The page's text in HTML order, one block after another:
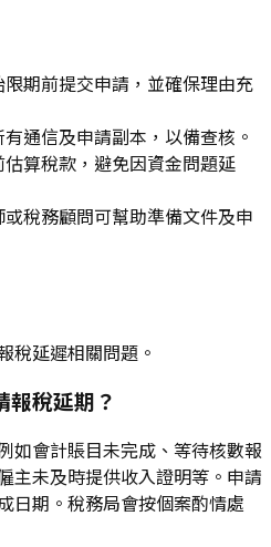
限期前提交申請，並確保理由充
有通信及申請副本，以備查核。
估算稅款，避免因資金問題延
或稅務顧問可幫助準備文件及申
稅延遲相關問題。
報稅延期？
如會計賬目未完成、等待核數報
主未及時提供收入證明等。申請
日期。稅務局會按個案酌情處